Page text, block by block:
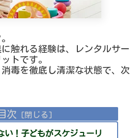
触れる経験は、レンタルサー
トです。
毒を徹底し清潔な状態で、次
目次
い！子どもがスケジューリ